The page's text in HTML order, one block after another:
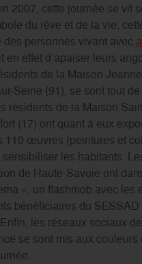
2007, cette journée se vit
du rêve et de la vie,
des personnes vivant avec
en effet d’apaiser leurs
de la Maison Jeanne
Seine (91), se sont tout
résidents de la Maison
(17) ont quant à eux
110 œuvres (peintures et
les habitants.
de Haute-Savoie ont
», un flashmob avec les
bénéficiaires du
les réseaux sociaux
se sont mis aux couleurs